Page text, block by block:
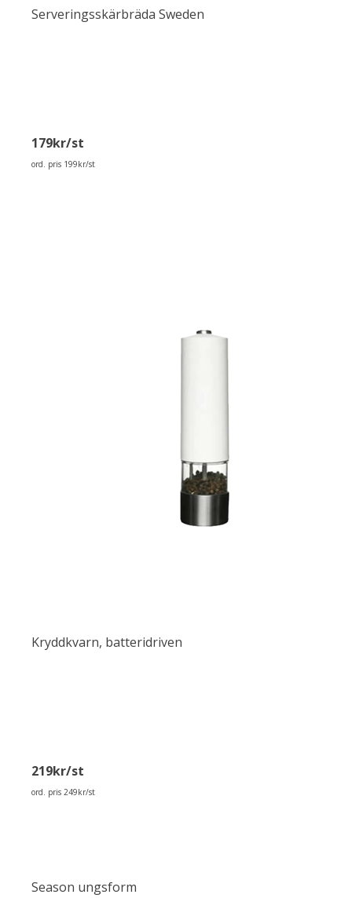
Serveringsskärbräda Sweden
179kr/st
ord. pris 199kr/st
Kryddkvarn, batteridriven
219kr/st
ord. pris 249kr/st
Season ungsform